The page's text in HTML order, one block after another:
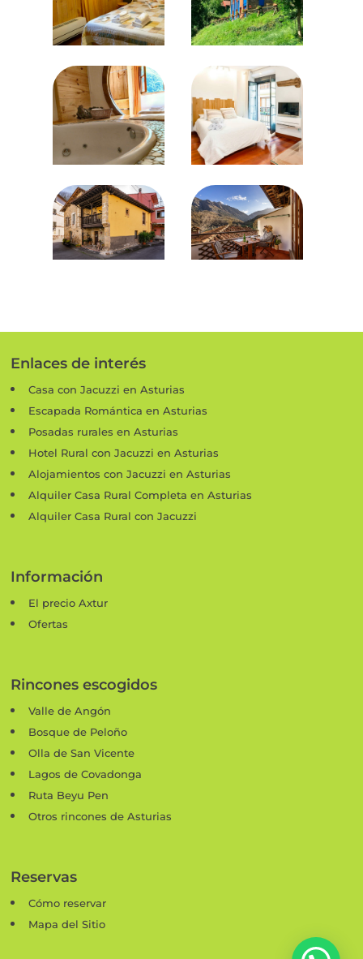
Enlaces de interés
Casa con Jacuzzi en Asturias
Escapada Romántica en Asturias
Posadas rurales en Asturias
Hotel Rural con Jacuzzi en Asturias
Alojamientos con Jacuzzi en Asturias
Alquiler Casa Rural Completa en Asturias
Alquiler Casa Rural con Jacuzzi
Información
El precio Axtur
Ofertas
Rincones escogidos
Valle de Angón
Bosque de Peloño
Olla de San Vicente
Lagos de Covadonga
Ruta Beyu Pen
Otros rincones de Asturias
Reservas
Cómo reservar
Mapa del Sitio